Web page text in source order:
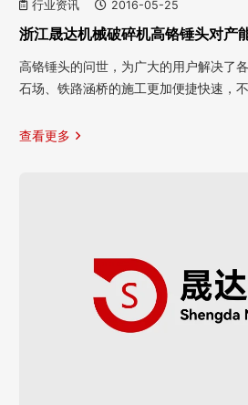
行业资讯 2016-05-25
浙江晟达机械破碎机高铬锤头对产
高铬锤头的问世，为广大的用户解决了
石场、铁路涵桥的施工更加便捷快速，
查看更多